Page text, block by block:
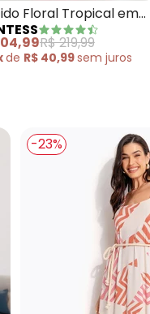
Floral Tropical em
Fria
R$ 219,99
de R$ 40,99sem juros
-23%